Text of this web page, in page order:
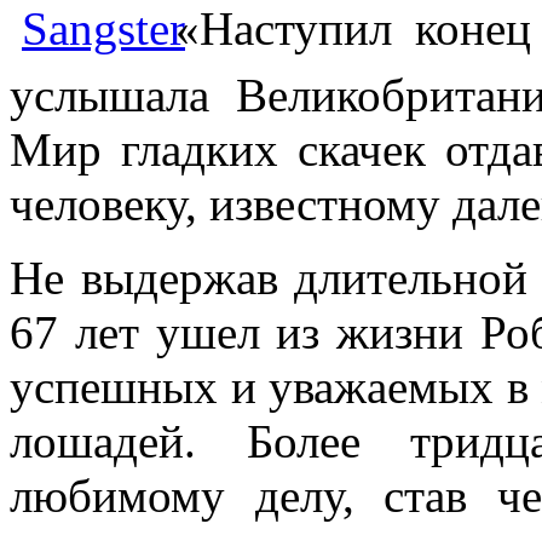
«Наступил
услышала
Мир гладких скачек
человеку, известному
Не выдержав
67 лет ушел из жизни
успешных и уважаемых в
лошадей. Более
любимому делу, став